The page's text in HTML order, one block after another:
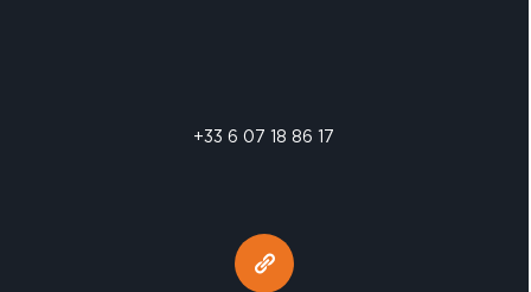
+33 6 07 18 86 17